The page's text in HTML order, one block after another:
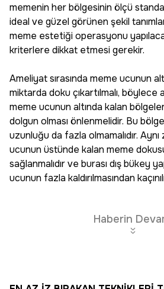
memenin her bölgesinin ölçü
ideal ve güzel görünen şekil
meme estetiği operasyonu
kriterlere dikkat etmesi gerekir.
Ameliyat sırasında meme ucunun
miktarda doku çıkartılmalı, böylece
meme ucunun altında kalan
dolgun olması önlenmelidir. Bu
uzunluğu da fazla olmamalıdır.
ucunun üstünde kalan meme
sağlanmalıdır ve burası dış bükey
ucunun fazla kaldırılmasından
Haberin